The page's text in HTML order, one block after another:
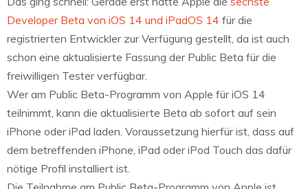
Developer Beta von iOS 14 und iPadOS 14 für die
registrierten Entwickler zur Verfügung gestellt, da ist auch
schon eine aktualisierte Fassung der Public Beta für die
freiwilligen Tester verfügbar.
Wer am Public Beta-Programm von Apple für iOS 14
teilnimmt, kann die aktualisierte Beta ab sofort auf sein
iPhone oder iPad laden. Voraussetzung hierfür ist, dass auf
dem betreffenden iPhone, iPad oder iPod Touch das dafür
nötige Profil installiert ist.